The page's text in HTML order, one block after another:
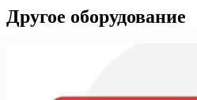
Другое оборудование